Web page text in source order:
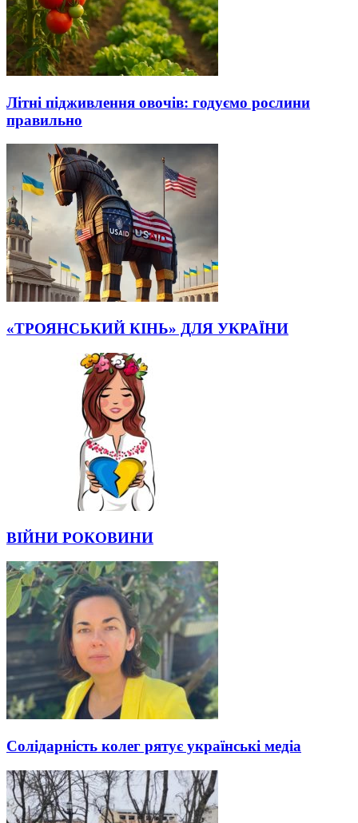
Літні підживлення овочів: годуємо рослини
правильно
«ТРОЯНСЬКИЙ КІНЬ» ДЛЯ УКРАЇНИ
ВІЙНИ РОКОВИНИ
Солідарність колег рятує українські медіа